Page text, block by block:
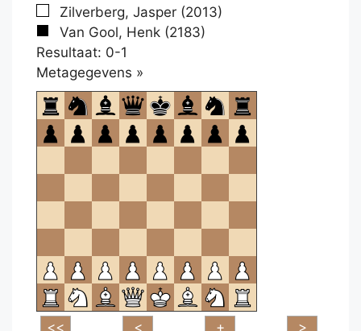
Zilverberg, Jasper (2013)
Van Gool, Henk (2183)
Resultaat: 0-1
Metagegevens »
om
te
openen.